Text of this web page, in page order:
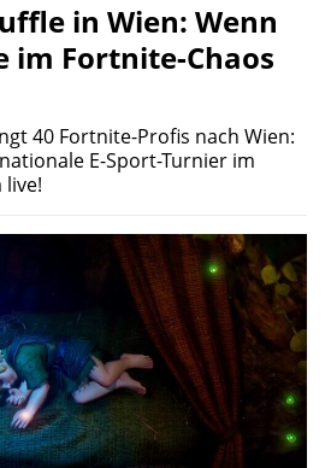
in Wien: Wenn
im Fortnite-Chaos
40 Fortnite-Profis nach Wien:
E-Sport-Turnier im
live!